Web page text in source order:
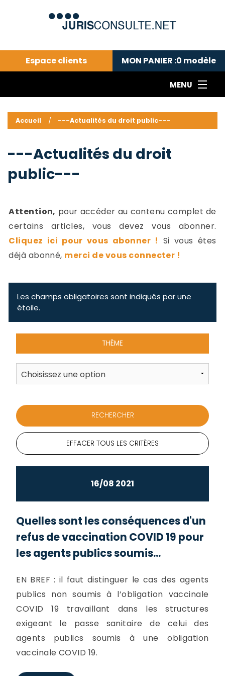
Espace clients MON PANIER :0 modèle
MENU
---Actualités du droit public---
Droit pénal---
Droit privé ---
Abonnement aux actualités
Accueil ---Actualités du droit public---
---Actualités du droit
public---
Attention, pour accéder au contenu complet de
certains articles, vous devez vous abonner.
Cliquez ici pour vous abonner ! Si vous êtes
déjà abonné, merci de vous connecter !
Les champs obligatoires sont indiqués par une
étoile.
THÈME
EFFACER TOUS LES CRITÈRES
16/08 2021
Quelles sont les conséquences d'un
refus de vaccination COVID 19 pour
les agents publics soumis...
EN BREF : il faut distinguer le cas des agents
publics non soumis à l’obligation vaccinale
COVID 19 travaillant dans les structures
exigeant le passe sanitaire de celui des
agents publics soumis à une obligation
vaccinale COVID 19.